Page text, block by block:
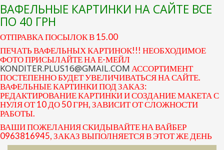
ВАФЕЛЬНЫЕ КАРТИНКИ НА САЙТЕ ВСЕ
ПО 40 ГРН
ОТПРАВКА ПОСЫЛОК В 15.00
ПЕЧАТЬ ВАФЕЛЬНЫХ КАРТИНОК!!! НЕОБХОДИМОЕ
ФОТО ПРИСЫЛАЙТЕ НА Е-МЕЙЛ
KONDITER.PLUS16@GMAIL.COM АССОРТИМЕНТ
ПОСТЕПЕННО БУДЕТ УВЕЛИЧИВАТЬСЯ НА САЙТЕ.
ВАФЕЛЬНЫЕ КАРТИНКИ ПОД ЗАКАЗ:
РЕДАКТИРОВАНИЕ КАРТИНКИ И СОЗДАНИЕ МАКЕТА С
НУЛЯ ОТ 10 ДО 50 ГРН, ЗАВИСИТ ОТ СЛОЖНОСТИ
РАБОТЫ.
ВАШИ ПОЖЕЛАНИЯ СКИДЫВАЙТЕ НА ВАЙБЕР
0963816945, ЗАКАЗ ВЫПОЛНЯЕТСЯ В ЭТОТ ЖЕ ДЕНЬ